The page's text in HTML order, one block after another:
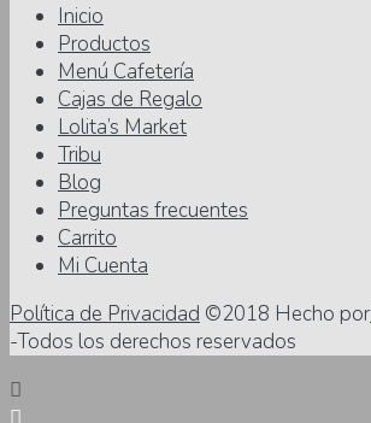
Inicio
Productos
Menú Cafetería
Cajas de Regalo
Lolita’s Market
Tribu
Blog
Preguntas frecuentes
Carrito
Mi Cuenta
Política de Privacidad ©2018 Hecho por
-Todos los derechos reservados